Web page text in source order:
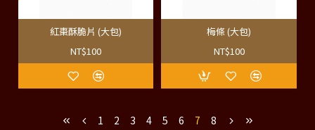
紅棗酥脆片 (大包)
NT$100
梅條 (大包)
NT$100
1 2 3 4 5 6 7
8